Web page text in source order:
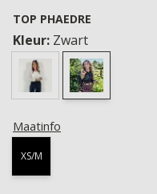
TOP PHAEDRE
Kleur: Zwart
Maatinfo
XS/M